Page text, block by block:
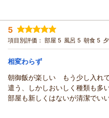
ホテル周辺にはコンビニを含
用できる環境となっております
フロントにて飲食店マップを
けください。
今後とも市原マリンホテルを
ます。
副支配人 大西
投稿者： たまさん(男性/40代)
宿泊プラン： 【朝食付】大好評の和
しっかり食べて1日の活力をチャージ
宿泊価格帯： 10,001～11,000円(大
この度も市原マリンホテルを
がとうございます。
お忙しい中貴重なご意見をいだ
この度もお褒めのお言葉をい
5
項目別評価： 部屋 5 風呂 5 朝食 5
相変わらず
朝御飯が楽しい もう少し入れ
遣う、しかしおいしく種類も多い
部屋も新しくはないが清潔でいい